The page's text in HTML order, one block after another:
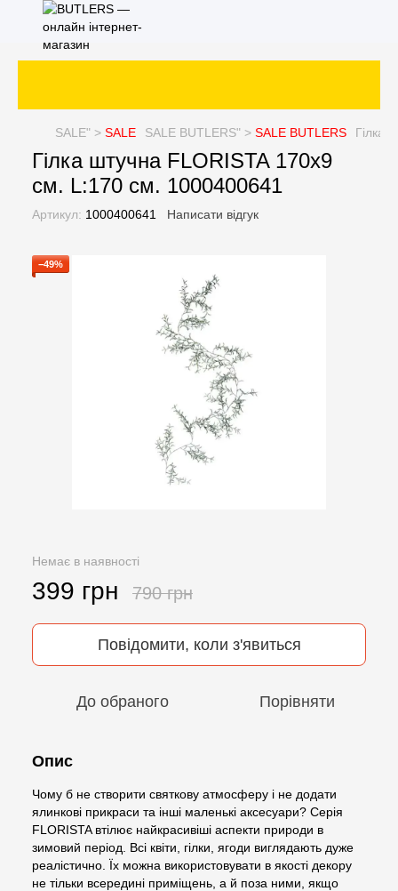
SALE" > SALE SALE BUTLERS" > SALE BUTLERS Гілка
Гілка штучна FLORISTA 170x9
см. L:170 см. 1000400641
Артикул: 1000400641 Написати відгук
−49%
Немає в наявності
399 грн 790 грн
Повідомити, коли з'явиться
До обраного Порівняти
Опис
Чому б не створити святкову атмосферу і не додати
ялинкові прикраси та інші маленькі аксесуари? Серія
FLORISTA втілює найкрасивіші аспекти природи в
зимовий період. Всі квіти, гілки, ягоди виглядають дуже
реалістично. Їх можна використовувати в якості декору
не тільки всередині приміщень, а й поза ними, якщо